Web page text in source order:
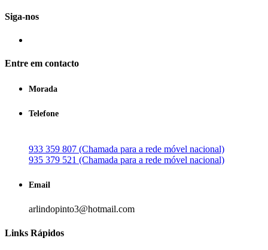
Siga-nos
Entre em contacto
Morada
Telefone
933 359 807 (Chamada para a rede móvel nacional)
935 379 521 (Chamada para a rede móvel nacional)
Email
arlindopinto3@hotmail.com
Links Rápidos